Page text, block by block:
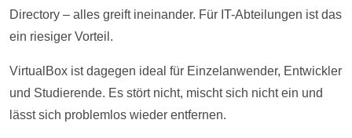
Directory – alles greift ineinander. Für IT-Abteilungen ist das
ein riesiger Vorteil.
VirtualBox ist dagegen ideal für Einzelanwender, Entwickler
und Studierende. Es stört nicht, mischt sich nicht ein und
lässt sich problemlos wieder entfernen.